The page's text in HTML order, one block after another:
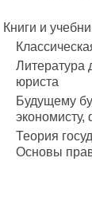
Книги и
Литература
юриста
Будущему
экономисту,
Теория
Основы